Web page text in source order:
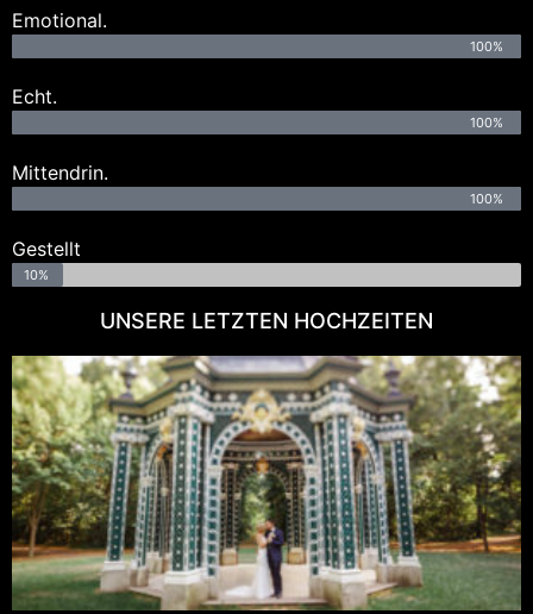
Emotional.
100%
Echt.
100%
Mittendrin.
100%
Gestellt
10%
UNSERE LETZTEN HOCHZEITEN